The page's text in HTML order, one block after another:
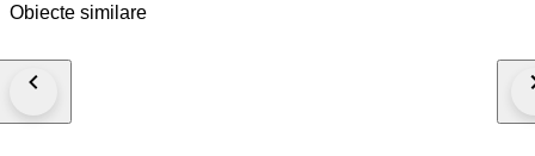
Obiecte similare